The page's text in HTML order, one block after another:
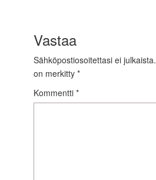
Vastaa
Sähköpostiosoitettasi ei julkaista.
on merkitty *
Kommentti *